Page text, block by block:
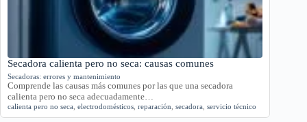
Secadora calienta pero no seca: causas comunes
Secadoras: errores y mantenimiento
Comprende las causas más comunes por las que una secadora
calienta pero no seca adecuadamente…
calienta pero no seca electrodomésticos reparación secadora servicio técnico